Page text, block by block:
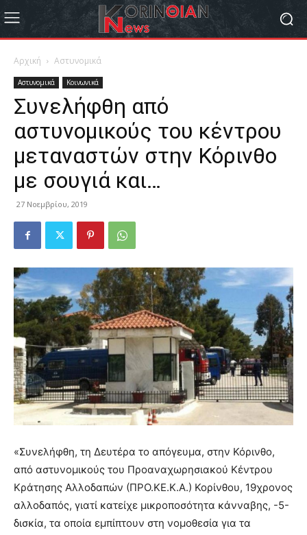
Αρχική Αστυνομικά
Αστυνομικά Κοινωνικά
Συνελήφθη από
αστυνομικούς του κέντρου
μεταναστών στην Κόρινθο
με σουγιά και…
27 Νοεμβρίου, 2019
«Συνελήφθη, τη Δευτέρα το απόγευμα, στην Κόρινθο,
από αστυνομικούς του Προαναχωρησιακού Κέντρου
Κράτησης Αλλοδαπών (ΠΡΟ.ΚΕ.Κ.Α.) Κορίνθου, 19χρονος
αλλοδαπός, γιατί κατείχε μικροποσότητα κάνναβης, -5-
δισκία, τα οποία εμπίπτουν στη νομοθεσία για τα